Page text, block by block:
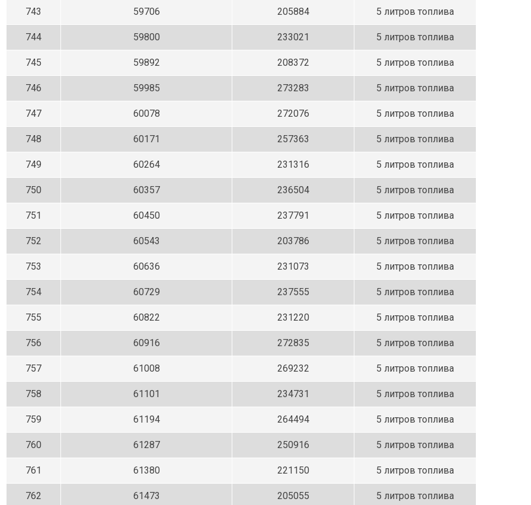
743 59706 205884 5 литров топлива
744 59800 233021 5 литров топлива
745 59892 208372 5 литров топлива
746 59985 273283 5 литров топлива
747 60078 272076 5 литров топлива
748 60171 257363 5 литров топлива
749 60264 231316 5 литров топлива
750 60357 236504 5 литров топлива
751 60450 237791 5 литров топлива
752 60543 203786 5 литров топлива
753 60636 231073 5 литров топлива
754 60729 237555 5 литров топлива
755 60822 231220 5 литров топлива
756 60916 272835 5 литров топлива
757 61008 269232 5 литров топлива
758 61101 234731 5 литров топлива
759 61194 264494 5 литров топлива
760 61287 250916 5 литров топлива
761 61380 221150 5 литров топлива
762 61473 205055 5 литров топлива